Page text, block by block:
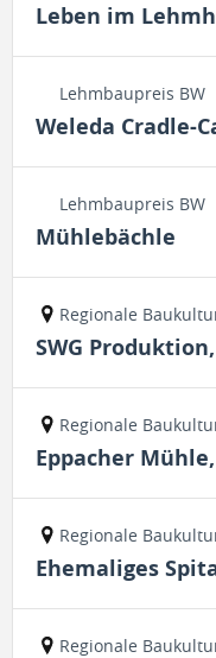
Leben im
Lehmbaupreis BW
Weleda Cradle-
Lehmbaupreis BW
Mühlebächle
Regionale
SWG
Regionale
Eppacher
Regionale
Ehemaliges
Regionale